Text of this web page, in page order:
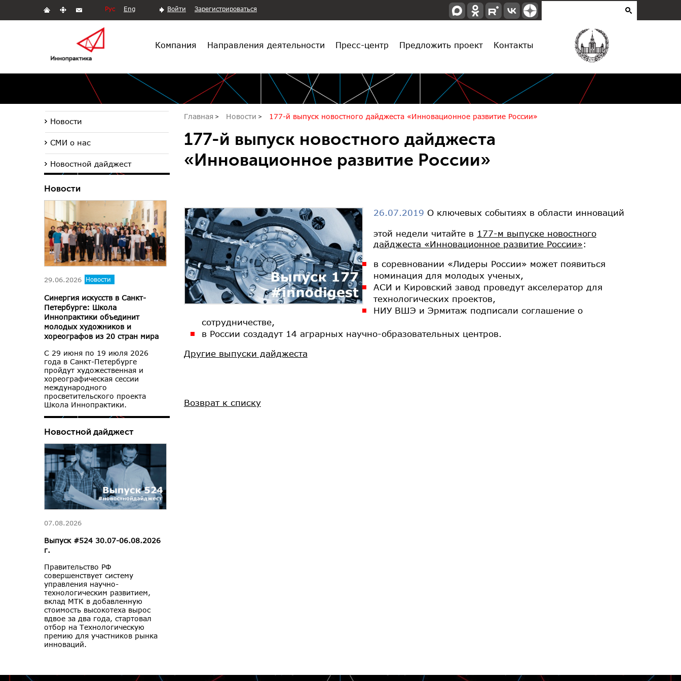
Рус Eng Войти Зарегистрироваться
Компания Направления деятельности Пресс-центр Предложить проект Контакты
Главная Новости 177-й выпуск новостного дайджеста «Инновационное развитие России»
177-й выпуск новостного дайджеста
«Инновационное развитие России»
26.07.2019 О ключевых событиях в области инноваций
этой недели читайте в 177-м выпуске новостного
дайджеста «Инновационное развитие России»:
в соревновании «Лидеры России» может появиться
номинация для молодых ученых,
АСИ и Кировский завод проведут акселератор для
технологических проектов,
НИУ ВШЭ и Эрмитаж подписали соглашение о
сотрудничестве,
в России создадут 14 аграрных научно-образовательных центров.
Другие выпуски дайджеста
Возврат к списку
Новости
СМИ о нас
Новостной дайджест
Новости
29.06.2026 Новости
Синергия искусств в Санкт-
Петербурге: Школа
Иннопрактики объединит
молодых художников и
хореографов из 20 стран мира
С 29 июня по 19 июля 2026
года в Санкт-Петербурге
пройдут художественная и
хореографическая сессии
международного
просветительского проекта
Школа Иннопрактики.
Новостной дайджест
07.08.2026
Выпуск #524 30.07-06.08.2026
г.
Правительство РФ
совершенствует систему
управления научно-
технологическим развитием,
вклад МТК в добавленную
стоимость высокотеха вырос
вдвое за два года, стартовал
отбор на Технологическую
премию для участников рынка
инноваций.